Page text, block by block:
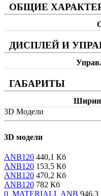
ОБЩИЕ
ДИСПЛЕЙ И
ГАБАРИТЫ
3D Модели
3D модели
ANB120 440,1 Кб
ANB120 153,5 Кб
ANB120 470,2 Кб
ANB120 782 Кб
0_MATERIALI_ANB 946,3